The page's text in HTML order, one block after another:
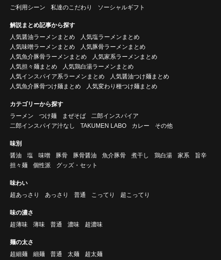
ご利用シーン
私達のこだわり ソーシャルギフト
解説まとめ記事から探す
人気醤油ラーメンまとめ
人気塩ラーメンまとめ
人気味噌ラーメンまとめ
人気豚骨ラーメンまとめ
人気魚介豚骨ラーメンまとめ
人気家系ラーメンまとめ
人気担々麺まとめ
人気鶏白湯ラーメンまとめ
人気インスパイア系ラーメンまとめ
人気醤油つけ麺まとめ
人気魚介豚骨つけ麺まとめ
人気変わり種つけ麺まとめ
カテゴリーから探す
ラーメン
つけ麺 まぜそば
二郎インスパイア
二郎インスパイア汁なし
TAKUMEN LABO カレー その他
味別
醤油
塩 味噌 豚骨 豚骨醤油 魚介豚骨 煮干し 鶏白湯 家系
旨辛
担々麺
個性派 グッズ・セット
味わい
超あっさり
あっさり 普通 こってり 超こってり
味の濃さ
超薄味
薄味 普通 濃味 超濃味
麺の太さ
超細麺
細麺 普通 太麺 超太麺